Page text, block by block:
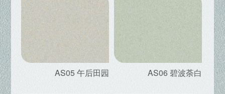
AS05 午后田园 AS06 碧波荼白